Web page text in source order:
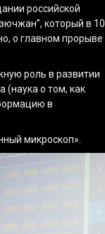
российской
который в 10
о главном прорыве
роль в развитии
(наука о том, как
в
микроскоп».